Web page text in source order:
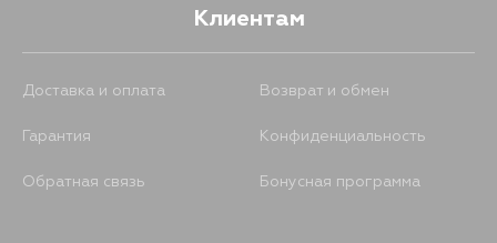
Клиентам
Доставка и оплата Возврат и обмен
Гарантия Конфиденциальность
Обратная связь Бонусная программа